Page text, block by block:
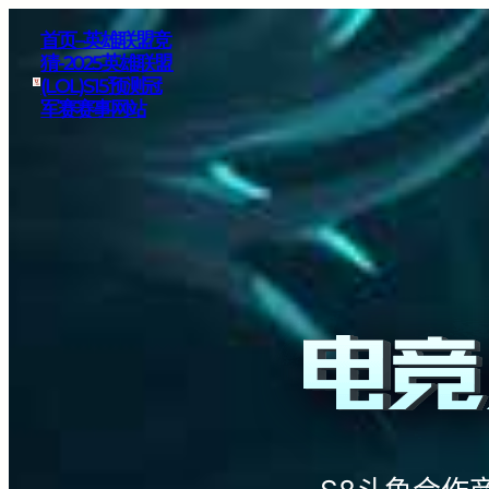
首页–英雄联盟竞
猜-2025英雄联盟
(LOL)S15预测冠
军赛赛事网站